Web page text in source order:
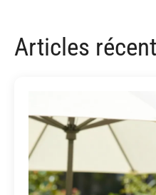
Articles